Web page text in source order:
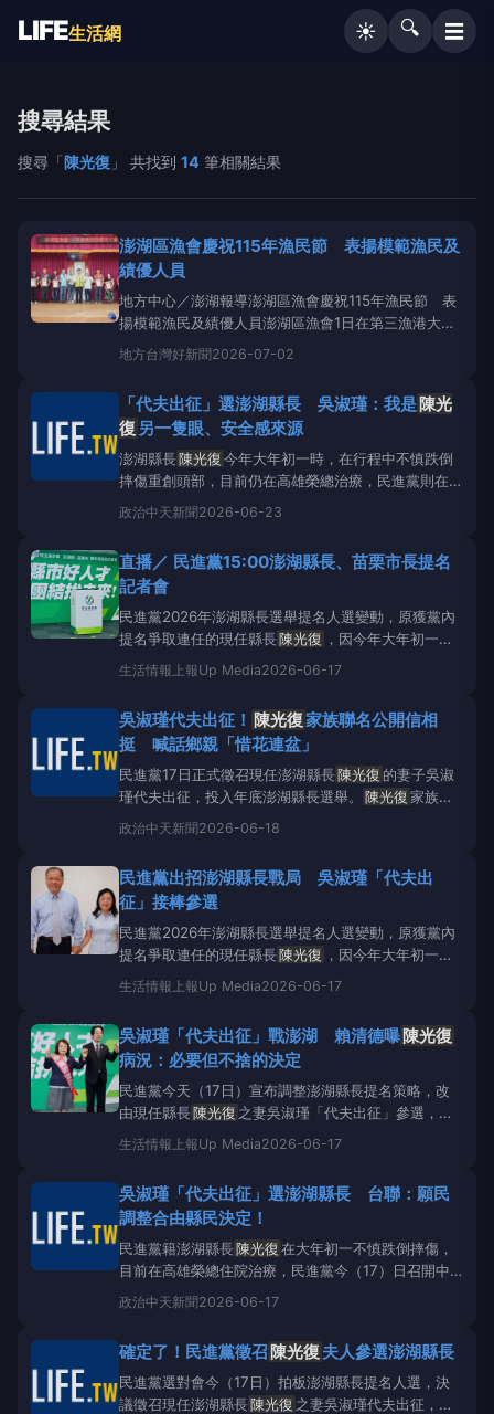
LIFE生活網 ☀️ 🔍 ☰
搜尋結果
搜尋「陳光復 」 共找到 14 筆相關結果
澎湖區漁會慶祝115年漁民節 表揚模範漁民及
績優人員
地方中心／澎湖報導澎湖區漁會慶祝115年漁民節 表
揚模範漁民及績優人員澎湖區漁會1日在第三漁港大禮
堂舉辦「115年漁民節慶祝大會」，表揚模範漁民、優
秀漁民小組長、優良承銷人、模範漁船主、優良客戶及
優人員。澎湖縣副縣長林皆興代表縣長陳光復出席，
與議長陳毓
地方台灣好新聞 2026-07-02
「代夫出征」選澎湖縣長 吳淑瑾：我是陳光
復 另一隻眼、安全感來源
澎湖縣長陳光復今年大年初一時，在行程中不慎跌倒
摔傷重創頭部，目前仍在高雄榮總治療，民進黨則在上
星期，拍板其妻子吳淑瑾「代夫出征」。吳淑瑾在臉書
發文提到，儘管自己個子小但是氣魄大，「也是
陳光復
的妻子吳淑瑾「代夫出征」參選澎湖縣長。
（圖／民進黨YT）吳
政治中天新聞 2026-06-23
直播／ 民進黨15:00澎湖縣長、苗栗市長提名
記者會
民進黨2026年澎湖縣長選舉提名人選變動，原獲黨內
提名爭取連任的現任縣長陳光復 ，因今年大年初一意
外摔傷昏迷，目前仍持續復原中。民進黨選舉對策委員
會今天（17日）上午開會後決議，建議徵召
會通過後，將由黨主席賴清德正式對外宣布。 此外，
選對會成
生活情報 上報Up Media2026-06-17
吳淑瑾代夫出征！ 陳光復家族聯名公開信相
挺 喊話鄉親「惜花連盆」
民進黨17日正式徵召現任澎湖縣長陳光復 的妻子吳淑
瑾代夫出征，投入年底澎湖縣長選舉。
陳光復家族今
天（18日）發出聯名公開信，強調「我們守護光復，
淑瑾守護澎湖」，呼籲支持者將過去對
（圖／翻攝民進黨YT）公開信中提到， 陳光復在醫護
人員照護下，身體
政治中天新聞 2026-06-18
民進黨出招澎湖縣長戰局 吳淑瑾「代夫出
征」接棒參選
民進黨2026年澎湖縣長選舉提名人選變動，原獲黨內
提名爭取連任的現任縣長陳光復 ，因今年大年初一意
外摔傷昏迷，目前仍持續復原中。民進黨選舉對策委員
會今天（17日）上午開會後決議，建議徵召
會通過後，將由黨主席賴清德正式對外宣布。 民進黨
發言人吳
生活情報 上報Up Media2026-06-17
吳淑瑾「代夫出征」戰澎湖 賴清德曝陳光復
病況：必要但不捨的決定
民進黨今天（17日）宣布調整澎湖縣長提名策略，改
由現任縣長陳光復 之妻吳淑瑾「代夫出征」參選，主
因考量
陳光復
清德表示，這是不捨但必要的決定，並呼籲外界以支
接棒參選。 賴清德致詞時表示，感謝各界支持 陳光
復，從1986年在
生活情報 上報Up Media2026-06-17
吳淑瑾「代夫出征」選澎湖縣長 台聯：願民
調整合由縣民決定！
民進黨籍澎湖縣長陳光復在大年初一不慎跌倒摔傷，
目前在高雄榮總住院治療，民進黨今（17）日召開中
執會，拍板徵召其妻子吳淑瑾參選澎湖縣長。只是先前
台聯黨也提名主席周倪安為澎湖縣長參選人，外界研判
名陳光復 夫人吳淑瑾參選2026澎湖縣長。（圖／民進
黨YT）現任澎
政治中天新聞 2026-06-17
確定了！民進黨徵召陳光復 夫人參選澎湖縣長
民進黨選對會今（17日）拍板澎湖縣長提名人選，決
議徵召現任澎湖縣長陳光復 之妻吳淑瑾代夫出征，代